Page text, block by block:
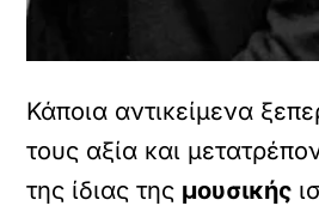
Κάποια αντικείμενα
τους αξία και
της ίδιας της μουσικής